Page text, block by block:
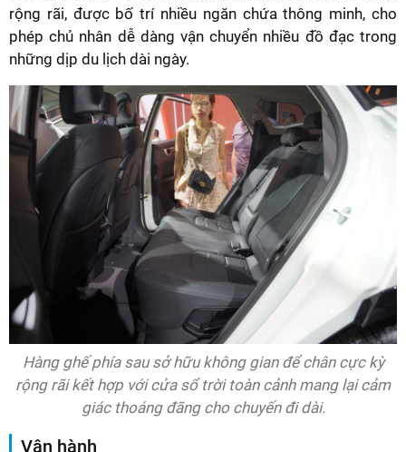
rộng rãi, được bố trí nhiều ngăn chứa thông minh, cho
phép chủ nhân dễ dàng vận chuyển nhiều đồ đạc trong
những dịp du lịch dài ngày.
Hàng ghế phía sau sở hữu không gian để chân cực kỳ
rộng rãi kết hợp với cửa sổ trời toàn cảnh mang lại cảm
giác thoáng đãng cho chuyến đi dài.
Vận hành